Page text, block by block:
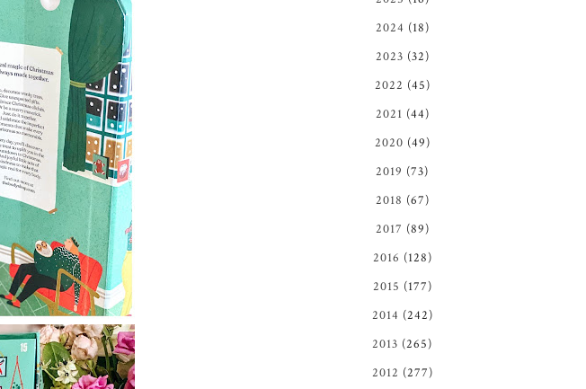
2024 (18)
2023 (32)
2022 (45)
2021 (44)
2020 (49)
2019 (73)
2018 (67)
2017 (89)
2016 (128)
2015 (177)
2014 (242)
2013 (265)
2012 (277)